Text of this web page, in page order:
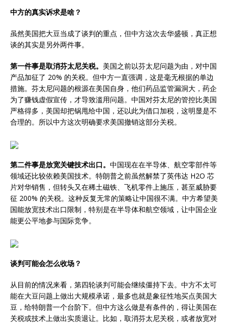
中方的真实诉求是啥？
虽然美国把大豆当成了谈判的重点，但中方这次去华盛顿，真正想
谈的其实是另外两件事。
第一件事是取消芬太尼关税。 美国之前以芬太尼问题为由，对中国
产品加征了 20% 的关税。但中方一直强调，这是毫无根据的单边
措施。芬太尼问题的根源在美国自身，他们药品监管漏洞大，药企
为了赚钱虚假宣传，才导致滥用问题。中国对芬太尼的管控比美国
严格得多，美国却把锅甩给中国，还以此为借口加税，这明显是不
合理的。所以中方这次明确要求美国撤销这部分关税。
第二件事是放宽关键技术出口。 中国现在在半导体、航空零部件等
领域还比较依赖美国技术。特朗普之前虽然解禁了英伟达 H2O 芯
片对华销售，但转头又在稀土磁铁、飞机零件上施压，甚至威胁要
征 200% 的关税。这种反复无常的策略让中国很不满。中方希望美
国能放宽技术出口限制，特别是在半导体和航空领域，让中国企业
能更公平地参与国际竞争。
谈判可能会怎么收场？
从目前的情况来看，第四轮谈判可能会继续僵持下去。中方不太可
能在大豆问题上做出大规模承诺，最多也就是象征性地买点美国大
豆，给特朗普一个台阶下。但中方这么做是有条件的，得让美国在
关税或技术上做出实质退让。比如，取消芬太尼关税，或者放宽对